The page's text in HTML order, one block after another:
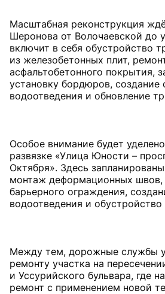
Масштабная реконструкция
Шеронова от Волочаевской до
включит в себя обустройство
из железобетонных плит,
асфальтобетонного покрытия,
установку бордюров, создание
водоотведения и обновление
Особое внимание будет
развязке «Улица Юности –
Октября». Здесь
монтаж деформационных швов,
барьерного ограждения,
водоотведения и обустройство
Между тем, дорожные службы
ремонту участка на
и Уссурийского бульвара, где
ремонт с применением новой